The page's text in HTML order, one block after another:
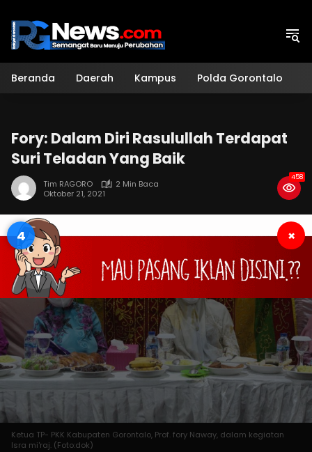
konten
Beranda Daerah Kampus Polda Gorontalo
Fory: Dalam Diri Rasulullah Terdapat
Suri Teladan Yang Baik
Tim RAGORO
2 Min Baca
Oktober 21, 2021
458
3 ×
Ketua TP- PKK Kabupaten Gorontalo, Prof. fory Naway, dalam kegiatan
Isra mi'raj. (Foto:dok)